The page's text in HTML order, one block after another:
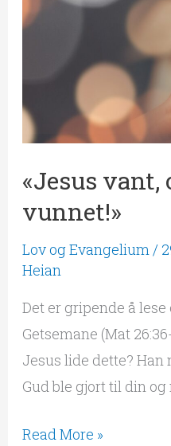
«Jesus vant,
vunnet!»
Lov og Evangelium/
Heian
Det er gripende å
Getsemane (Mat
Jesus lide dette?
Gud ble gjort til din og
jeg
vunnet!»
Read More »